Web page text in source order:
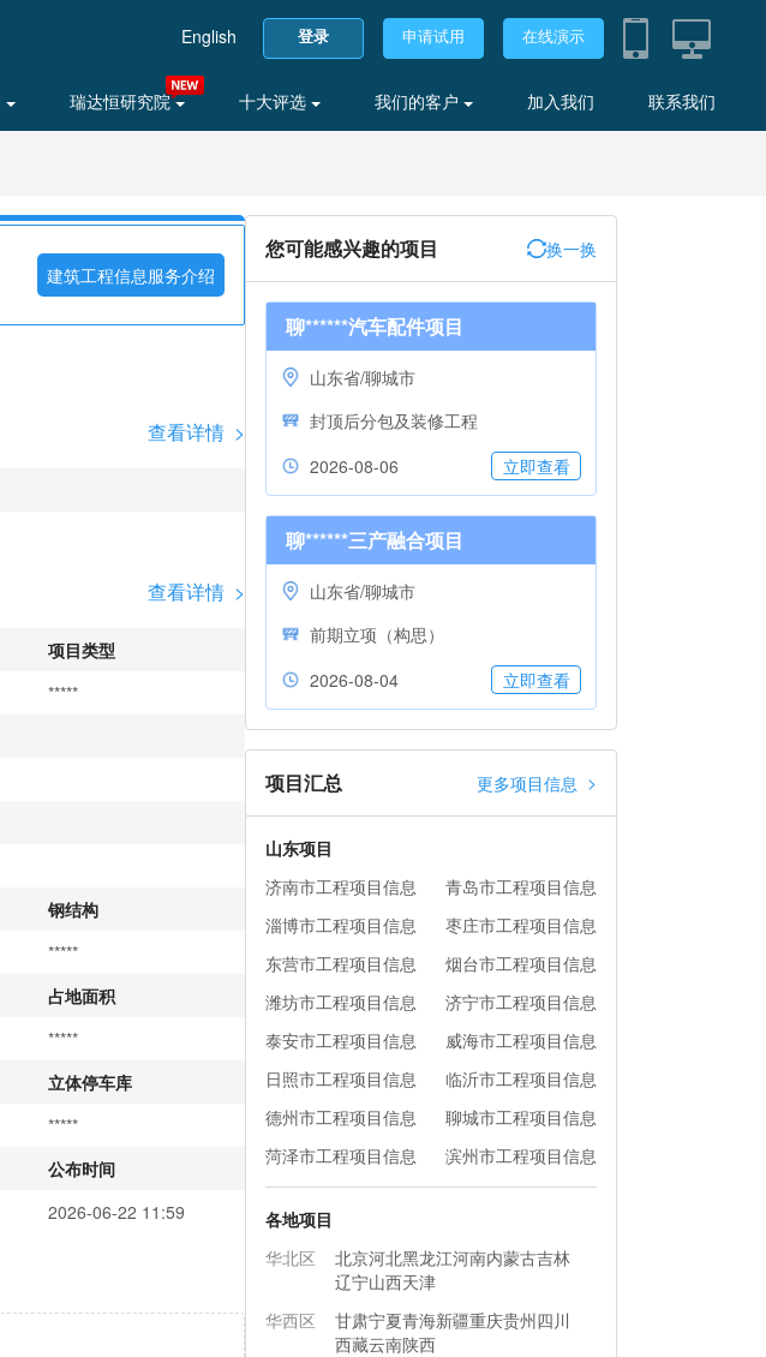
English 登录 申请试用 在线演示
瑞达恒研究院 十大评选 我们的客户 加入我们 联系我们
建筑工程信息服务介绍
查看详情 >
查看详情 >
项目类型
*****
钢结构
*****
占地面积
*****
立体停车库
*****
公布时间
2026-06-22 11:59
您可能感兴趣的项目 换一换
聊******汽车配件项目
山东省/聊城市
封顶后分包及装修工程
2026-08-06
立即查看
聊******三产融合项目
山东省/聊城市
前期立项（构思）
2026-08-04
立即查看
项目汇总 更多项目信息 >
山东项目
济南市工程项目信息
青岛市工程项目信息
淄博市工程项目信息
枣庄市工程项目信息
东营市工程项目信息
烟台市工程项目信息
潍坊市工程项目信息
济宁市工程项目信息
泰安市工程项目信息
威海市工程项目信息
日照市工程项目信息
临沂市工程项目信息
德州市工程项目信息
聊城市工程项目信息
菏泽市工程项目信息
滨州市工程项目信息
各地项目
华北区
北京河北黑龙江河南内蒙古吉林
辽宁山西天津
华西区
甘肃宁夏青海新疆重庆贵州四川
西藏云南陕西